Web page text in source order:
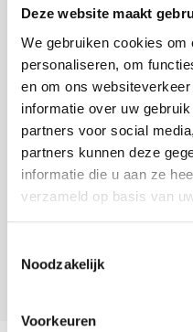
Deze website maakt
We gebruiken cookies
personaliseren, om
en om ons
informatie over uw
partners voor social
partners kunnen deze
informatie die u aan ze
verzameld op basis van
Noodzakelijk
Voorkeuren
Toekers Bunsbeek
4051
https://www.toekers.be
https://
Contact
Yvette Govaerts
+32(0)16 77 81 09